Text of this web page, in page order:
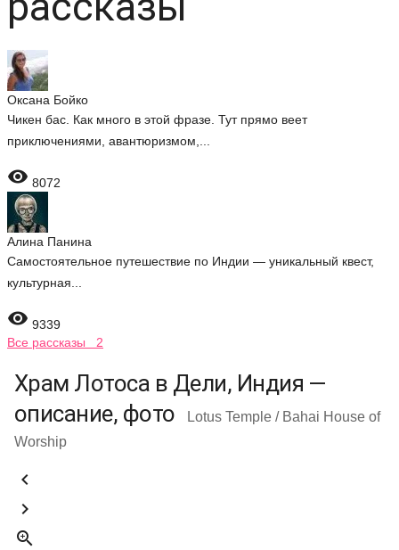
Оксана Бойко
Чикен бас. Как много в этой фразе. Тут прямо веет
приключениями, авантюризмом,...
 8072
Алина Панина
Самостоятельное путешествие по Индии — уникальный квест,
культурная...
 9339
Все рассказы 2
Храм Лотоса в Дели, Индия —
описание, фото
Lotus Temple / Bahai House of
Worship


